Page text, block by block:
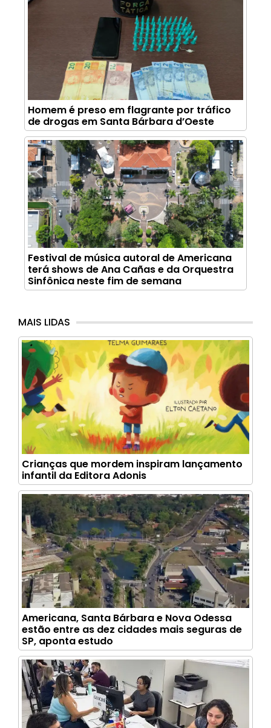
Homem é preso em flagrante por tráfico
de drogas em Santa Bárbara d’Oeste
Festival de música autoral de Americana
terá shows de Ana Cañas e da Orquestra
Sinfônica neste fim de semana
MAIS LIDAS
Crianças que mordem inspiram lançamento
infantil da Editora Adonis
Americana, Santa Bárbara e Nova Odessa
estão entre as dez cidades mais seguras de
SP, aponta estudo